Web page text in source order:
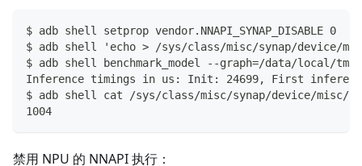
$ adb shell setprop vendor.NNAPI_SYNAP_DISABLE 0
$ adb shell 'echo > /sys/class/misc/synap/device/
$ adb shell benchmark_model --graph=/data/local/
Inference timings in us: Init: 24699, First inference:
$ adb shell cat /sys/class/misc/synap/device/misc/
1004
禁用 NPU 的 NNAPI 执行：